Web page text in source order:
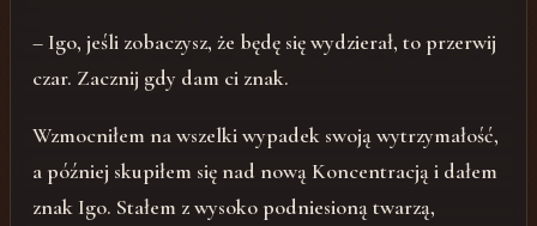
– Igo, jeśli zobaczysz, że będę się wydzierał, to przerwij
czar. Zacznij gdy dam ci znak.
Wzmocniłem na wszelki wypadek swoją wytrzymałość,
a później skupiłem się nad nową Koncentracją i dałem
znak Igo. Stałem z wysoko podniesioną twarzą,